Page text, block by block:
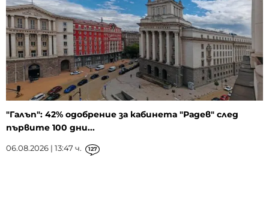
"Галъп": 42% одобрение за кабинета "Радев" след
първите 100 дни...
06.08.2026 | 13:47 ч. 127